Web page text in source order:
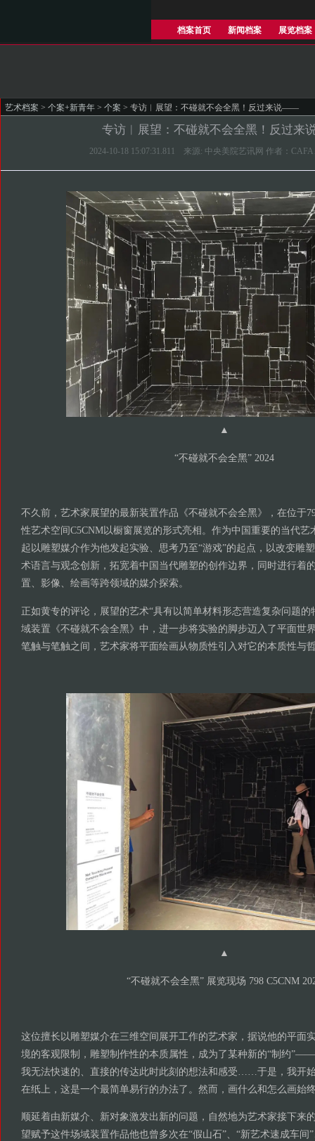
档案首页 新闻档案 展览档案
艺术档案 > 个案+新青年 > 个案 > 专访︱展望：不碰就不会全黑！反过来说——
专访︱展望：不碰就不会全黑！反过
2024-10-18 15:07:31.811 来源: 中央美院艺讯网 作者：CAFA
▲
“不碰就不会全黑” 2024
不久前，艺术家展望的最新装置作品《不碰就不会全黑》，在位于
性艺术空间C5CNM以橱窗展览的形式亮相。作为中国重要的当代艺
起以雕塑媒介作为他发起实验、思考乃至“游戏”的起点，以改变雕
术语言与观念创新，拓宽着中国当代雕塑的创作边界，同时进行着
置、影像、绘画等跨领域的媒介探索。
正如黄专的评论，展望的艺术“具有以简单材料形态营造复杂问题的
域装置《不碰就不会全黑》中，进一步将实验的脚步迈入了平面世
笔触与笔触之间，艺术家将平面绘画从物质性引入对它的本质性与
▲
“不碰就不会全黑” 展览现场 798 C5CNM
这位擅长以雕塑媒介在三维空间展开工作的艺术家，据说他的平面
境的客观限制，雕塑制作性的本质属性，成为了某种新的“制约
我无法快速的、直接的传达此时此刻的想法和感受……于是，我开
在纸上，这是一个最简单易行的办法了。然而，画什么和怎么画始
顺延着由新媒介、新对象激发出新的问题，自然地为艺术家接下来
望赋予这件场域装置作品他也曾多次在“假山石”、“新艺术速成车间